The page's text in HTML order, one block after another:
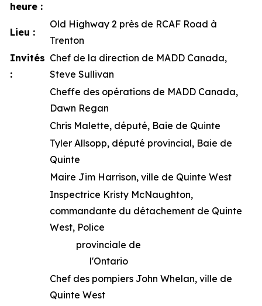
heure :
Lieu :
Old Highway 2 près de RCAF Road à
Trenton
Invités
:
Chef de la direction de MADD Canada,
Steve Sullivan
Cheffe des opérations de MADD Canada,
Dawn Regan
Chris Malette, député, Baie de Quinte
Tyler Allsopp, député provincial, Baie de
Quinte
Maire Jim Harrison, ville de Quinte West
Inspectrice Kristy McNaughton,
commandante du détachement de Quinte
West, Police
provinciale de
l'Ontario
Chef des pompiers John Whelan, ville de
Quinte West